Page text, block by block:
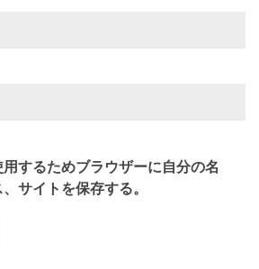
するためブラウザーに自分の名
サイトを保存する。